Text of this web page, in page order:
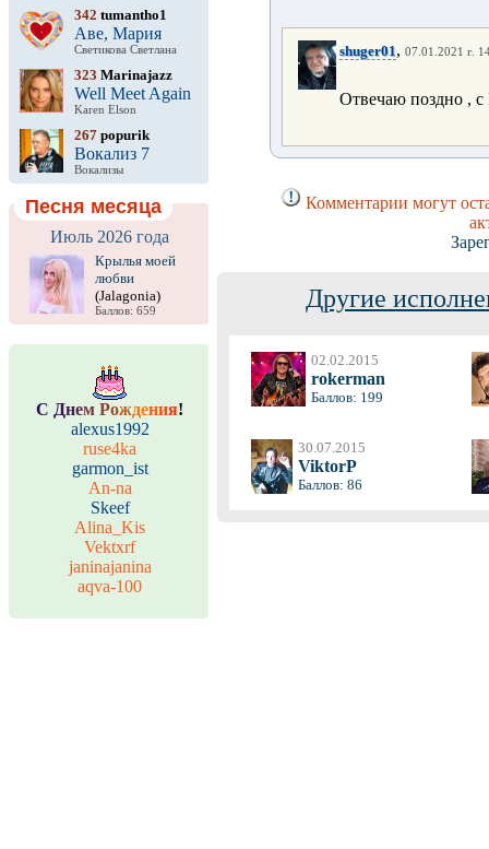
342 tumantho1
Аве, Мария
Светикова Светлана
323 Marinajazz
Well Meet Again
Karen Elson
267 popurik
Вокализ 7
Вокализы
Песня месяца
Июль 2026 года
Крылья моей
любви
(Jalagonia)
Баллов: 659
С Днем Рождения!
alexus1992
ruse4ka
garmon_ist
An-na
Skeef
Alina_Kis
Vektxrf
janinajanina
aqva-100
shuger01, 07.01.2021 г.
Отвечаю поздно ,
Комментарии могут
Другие
02.02.2015
rokerman
Баллов: 199
30.07.2015
ViktorP
Баллов: 86